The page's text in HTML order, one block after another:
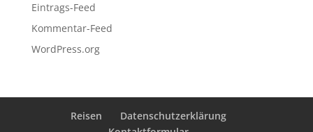
Eintrags-Feed
Kommentar-Feed
WordPress.org
Reisen
Datenschutzerklärung